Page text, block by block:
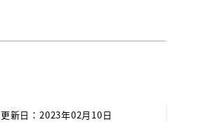
更新日：2023年02月10日